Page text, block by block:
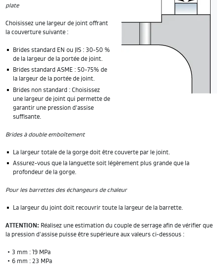
plate
Choisissez une largeur de joint offrant
la couverture suivante :
Brides standard EN ou JIS : 30-50 %
de la largeur de la portée de joint.
Brides standard ASME : 50-75% de
la largeur de la portée de joint.
Brides non standard : Choisissez
une largeur de joint qui permette de
garantir une pression d'assise
suffisante.
Brides à double emboîtement
La largeur totale de la gorge doit être couverte par le joint.
Assurez-vous que la languette soit légèrement plus grande que la
profondeur de la gorge.
Pour les barrettes des échangeurs de chaleur
La largeur du joint doit recouvrir toute la largeur de la barrette.
ATTENTION: Réalisez une estimation du couple de serrage afin de vérifier que
la pression d'assise puisse être supérieure aux valeurs ci-dessous :
• 3 mm : 19 MPa
• 6 mm : 23 MPa